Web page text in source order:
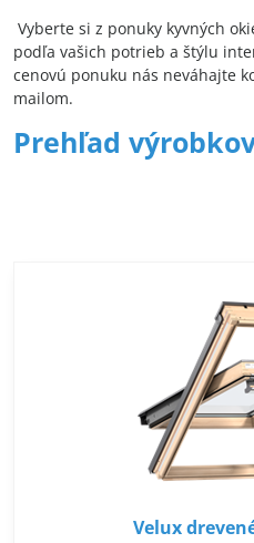
Vyberte si z ponuky kyvných
podľa vašich potrieb a štýlu
cenovú ponuku nás neváhajte
mailom.
Prehľad
Velux